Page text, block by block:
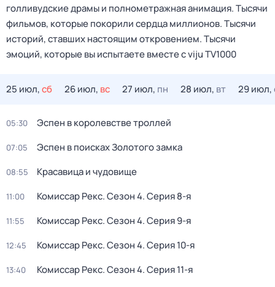
голливудские драмы и полнометражная анимация. Тысячи
фильмов, которые покорили сердца миллионов. Тысячи
историй, ставших настоящим откровением. Тысячи
эмоций, которые вы испытаете вместе с viju TV1000
25 июл,сб 26 июл, вс 27 июл, пн 28 июл, вт 29 июл,
05:30 Эспен в королевстве троллей
07:05 Эспен в поисках Золотого замка
08:55 Красавица и чудовище
11:00 Комиссар Рекс. Сезон 4. Серия 8-я
11:55 Комиссар Рекс. Сезон 4. Серия 9-я
12:45 Комиссар Рекс. Сезон 4. Серия 10-я
13:40 Комиссар Рекс. Сезон 4. Серия 11-я